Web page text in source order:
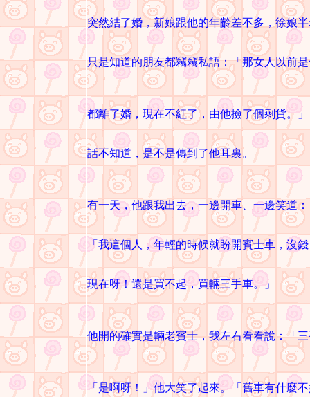
突然結了婚，新娘跟他的年齡差不多，徐娘
只是知道的朋友都竊竊私語：「那女人以前
都離了婚，現在不紅了，由他撿了個剩貨。」
話不知道，是不是傳到了他耳裏。
有一天，他跟我出去，一邊開車、一邊笑道：
「我這個人，年輕的時候就盼開賓士車，沒
現在呀！還是買不起，買輛三手車。」
他開的確實是輛老賓士，我左右看看說：「
「是啊呀！」他大笑了起來。「舊車有什麼